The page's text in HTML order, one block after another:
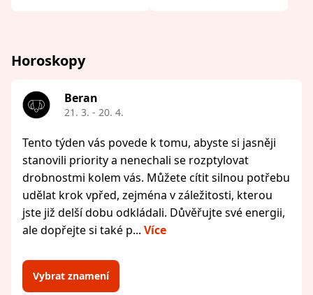
Horoskopy
Beran
21. 3. - 20. 4.
Tento týden vás povede k tomu, abyste si jasněji
stanovili priority a nenechali se rozptylovat
drobnostmi kolem vás. Můžete cítit silnou potřebu
udělat krok vpřed, zejména v záležitosti, kterou
jste již delší dobu odkládali. Důvěřujte své energii,
ale dopřejte si také p... Více
Vybrat znamení